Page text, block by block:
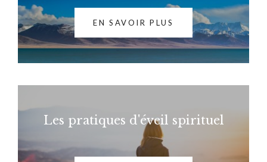
EN SAVOIR PLUS
Les pratiques d'éveil spirituel